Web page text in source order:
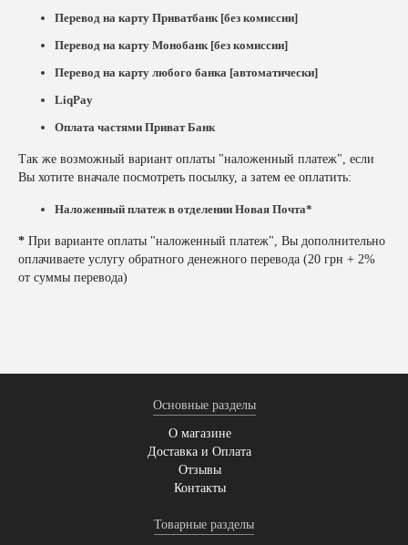
Перевод на карту Приватбанк [без комиссии]
Перевод на карту Монобанк [без комиссии]
Перевод на карту любого банка [автоматически]
LiqPay
Оплата частями Приват Банк
Так же возможный вариант оплаты "наложенный платеж", если
Вы хотите вначале посмотреть посылку, а затем ее оплатить:
Наложенный платеж в отделении Новая Почта*
* При варианте оплаты "наложенный платеж", Вы дополнительно
оплачиваете услугу обратного денежного перевода (20 грн + 2%
от суммы перевода)
Основные разделы
О магазине
Доставка и Оплата
Отзывы
Контакты
Товарные разделы